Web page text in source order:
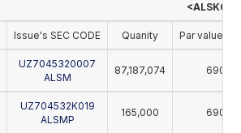
Issue's SEC CODE Quanity Par value
UZ7045320007
ALSM
87,187,074 690
UZ704532K019
ALSMP
165,000 690